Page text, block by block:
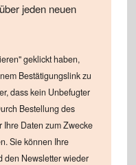
jeden neuen
geklickt haben,
Bestätigungslink zu
dass kein Unbefugter
Bestellung des
Ihre Daten zum Zwecke
Sie können Ihre
den Newsletter wieder